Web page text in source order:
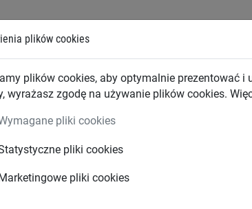
plików cookies
plików cookies, aby optymalnie prezentować
wyrażasz zgodę na używanie plików cookies.
pliki cookies
pliki cookies
Marketingowe pliki cookies
SIATKI PRZEMYSŁOWE SIATKI
wspinaczkowe Akcesoria mocujące
tworzywa sztucznego